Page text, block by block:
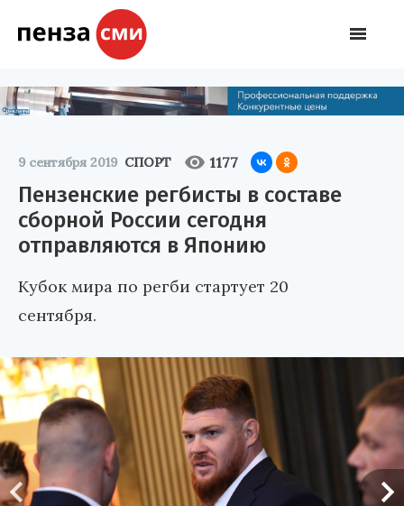
9 сентября 2019 СПОРТ 1177
Пензенские регбисты в составе
сборной России сегодня
отправляются в Японию
Кубок мира по регби стартует 20
сентября.